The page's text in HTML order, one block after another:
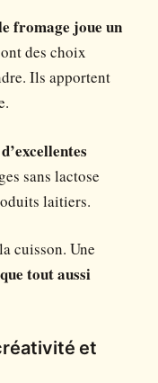
fromage joue un
des choix
Ils apportent
d’excellentes
sans lactose
laitiers.
cuisson. Une
tout aussi
et